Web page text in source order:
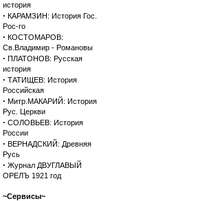
история
· КАРАМЗИН: История Гос.
Рос-го
· КОСТОМАРОВ:
Св.Владимир - Романовы
· ПЛАТОНОВ: Русская
история
· ТАТИЩЕВ: История
Российская
· Митр.МАКАРИЙ: История
Рус. Церкви
· СОЛОВЬЕВ: История
России
· ВЕРНАДСКИЙ: Древняя
Русь
· Журнал ДВУГЛАВЫЙ
ОРЕЛЪ 1921 год
~Сервисы~